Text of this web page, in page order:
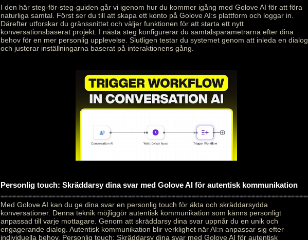
I den här steg-för-steg-guiden går vi igenom hur du kommer igång med Golove AI för att föra
naturliga samtal. Först ser du till att skapa ett konto på Golove AI:s plattform och loggar in.
Därefter utforskar du gränssnittet och väljer funktionen för att starta ett nytt
konversationsbaserat projekt. I nästa steg konfigurerar du samtalsparametrarna efter dina
behov för en mer personlig upplevelse. Slutligen testar du systemet genom att inleda en dialog
och justerar inställningarna baserat på interaktionens gång.
Personlig touch: Skräddarsy dina svar med Golove AI för autentisk kommunikation
Med Golove AI kan du ge dina svar en personlig touch för äkta och skräddarsydda
konversationer. Denna teknik möjliggör autentisk kommunikation som känns personligt
anpassad till varje mottagare. Genom att skräddarsy dina svar uppnår du en unik och
engagerande dialog. Autentisk kommunikation blir verklighet när AI:n anpassar sig efter
individuella behov. Personlig touch: Skräddarsy dina svar med Golove AI för autentisk